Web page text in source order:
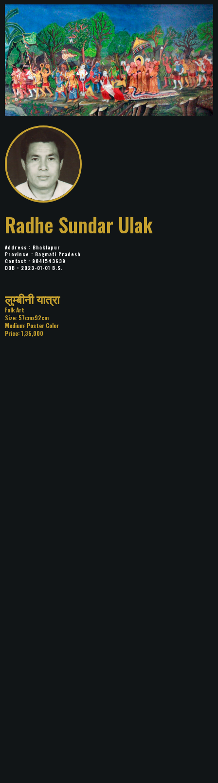
Radhe Sundar Ulak
Address : Bhaktapur
Province : Bagmati Pradesh
Contact : 9841543639
DOB : 2023-01-01 B.S.
Title: लुम्बीनी यात्रा
Category: Folk Art
Size: 57cmx92cm
Medium: Poster Color
Price: 1,35,000